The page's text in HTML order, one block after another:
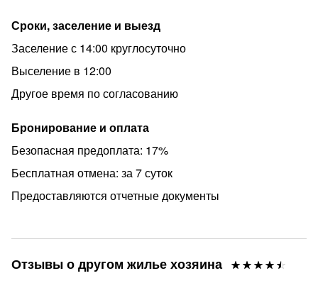
- Нельзя проводить вечеринки/мероприятия/ шумные
посиделки
- «Тихие часы» (когда нельзя шуметь): с 22:00 до 08:00
Мы оставляем за собой право не возвращать залог в
случае нарушения правил проживания, повреждения
или порчи имущества.
С заботой о ВАС ♥, D.O.M Марченко
Сроки, заселение и выезд
Заселение с 14:00 круглосуточно
Выселение в 12:00
Другое время по согласованию
Бронирование и оплата
Безопасная предоплата: 17%
Бесплатная отмена: за 7 суток
Предоставляются отчетные документы
Отзывы о другом жилье хозяина